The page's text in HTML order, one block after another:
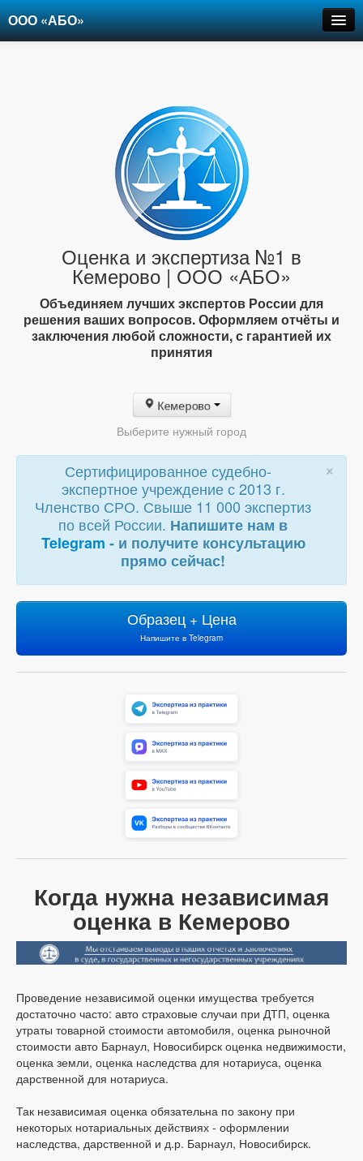
ООО «АБО»
Оценка и экспертиза №1 в
Кемерово | ООО «АБО»
Объединяем лучших экспертов России для
решения ваших вопросов. Оформляем отчёты и
заключения любой сложности, с гарантией их
принятия
Кемерово
Выберите нужный город
×
Сертифицированное судебно-
экспертное учреждение с 2013 г.
Членство СРО. Свыше 11 000 экспертиз
по всей России. Напишите нам в
Telegram - и получите консультацию
прямо сейчас!
Образец + Цена
Напишите в Telegram
Когда нужна независимая
оценка в Кемерово
Проведение независимой оценки имущества требуется
достаточно часто: авто страховые случаи при ДТП, оценка
утраты товарной стоимости автомобиля, оценка рыночной
стоимости авто Барнаул, Новосибирск оценка недвижимости,
оценка земли, оценка наследства для нотариуса, оценка
дарственной для нотариуса.
Так независимая оценка обязательна по закону при
некоторых нотариальных действиях - оформлении
наследства, дарственной и д.р. Барнаул, Новосибирск.